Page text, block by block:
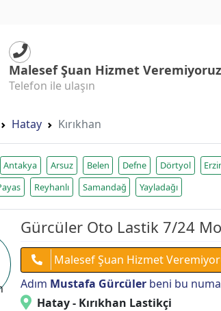
Malesef Şuan Hizmet Veremiyoruz
Telefon ile ulaşın
Hatay Kırıkhan
Antakya Arsuz Belen Defne Dörtyol
Reyhanlı Samandağ Yayladağı
Gürcüler Oto Lastik 7/24
Malesef Şuan Hizmet
Adım Mustafa Gürcüler beni bu
Hatay - Kırıkhan Lastikçi